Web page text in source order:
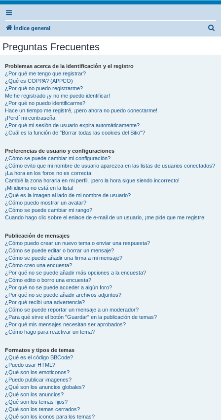
Índice general
Preguntas Frecuentes
Problemas acerca de la identificación y el registro
¿Por qué me tengo que registrar?
¿Qué es COPPA? (APPCO)
¿Por qué no puedo registrarme?
Me he registrado ¡y no me puedo identificar!
¿Por qué no puedo identificarme?
Hace un tiempo me registré, ¡pero ahora no puedo conectarme!
¡Perdí mi contraseña!
¿Por qué mi sesión de usuario expira automáticamente?
¿Cuál es la función de "Borrar todas las cookies del Sitio"?
Preferencias de usuario y configuraciones
¿Cómo se puede cambiar mi configuración?
¿Cómo evito que mi nombre de usuario aparezca en las listas de usuarios conectados?
¡La hora en los foros no es correcta!
Cambié la zona horaria en mi perfil, ¡pero la hora sigue siendo incorrecto!
¡Mi idioma no está en la lista!
¿Qué es la imagen al lado de mi nombre de usuario?
¿Cómo puedo mostrar un avatar?
¿Cómo se puede cambiar mi rango?
Cuando hago clic sobre el enlace de e-mail de un usuario, ¡me pide que me registre!
Publicación de mensajes
¿Cómo puedo crear un nuevo tema o enviar una respuesta?
¿Cómo se puede editar o borrar un mensaje?
¿Cómo se puede añadir una firma a mi mensaje?
¿Cómo creo una encuesta?
¿Por qué no se puede añadir más opciones a la encuesta?
¿Cómo edito o borro una encuesta?
¿Por qué no se puede acceder a algún foro?
¿Por qué no se puede añadir archivos adjuntos?
¿Por qué recibí una advertencia?
¿Cómo se puede reportar un mensaje a un moderador?
¿Para qué sirve el botón "Guardar" en la publicación de temas?
¿Por qué mis mensajes necesitan ser aprobados?
¿Cómo hago para reactivar un tema?
Formatos y tipos de temas
¿Qué es el código BBCode?
¿Puedo usar HTML?
¿Qué son los emoticonos?
¿Puedo publicar imagenes?
¿Qué son los anuncios globales?
¿Qué son los anuncios?
¿Qué son los temas fijos?
¿Qué son los temas cerrados?
¿Qué son los iconos para los temas?